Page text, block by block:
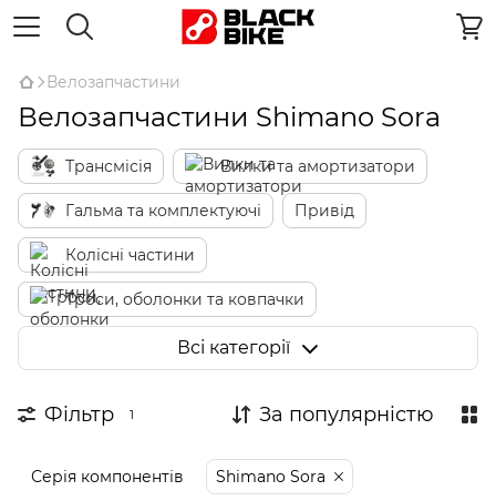
Велозапчастини
Велозапчастини Shimano Sora
Трансмісія Вилки та амортизатори
Гальма та комплектуючі Привід
Колісні частини
Троси, оболонки та ковпачки
Сідла та підсідельні штирі
Рама до велосипеда
Всі категорії
Фільтр 1 За популярністю
Серія компонентів Shimano Sora